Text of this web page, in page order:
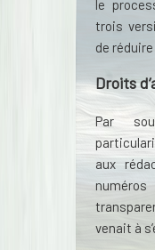
le
trois
de
Droits
Par
aux
venait à